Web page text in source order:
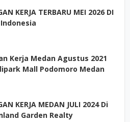
KERJA TERBARU MEI 2026 DI
Kerja Medan Agustus 2021
Mall Podomoro Medan
KERJA MEDAN JULI 2024 Di
Garden Realty